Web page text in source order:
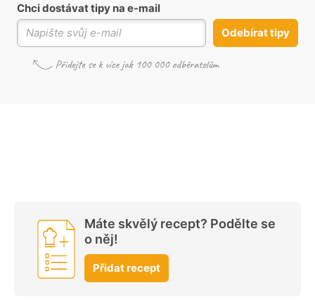
Chci dostávat tipy na e-mail
Odebírat tipy
Máte skvělý recept? Podělte se
o něj!
Přidat recept